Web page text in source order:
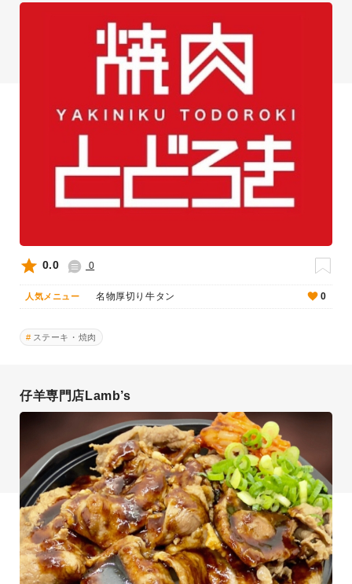
0.0 0
人気メニュー 名物厚切り牛タン 0
ステーキ・焼肉
仔羊専門店Lamb’s